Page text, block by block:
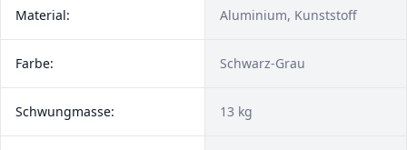
Material: Aluminium, Kunststoff
Farbe: Schwarz-Grau
Schwungmasse: 13 kg